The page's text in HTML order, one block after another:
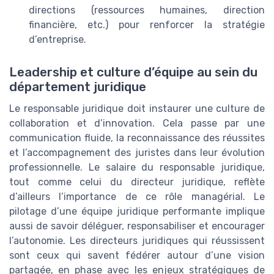
directions (ressources humaines, direction
financière, etc.) pour renforcer la stratégie
d’entreprise.
Leadership et culture d’équipe au sein du
département juridique
Le responsable juridique doit instaurer une culture de
collaboration et d’innovation. Cela passe par une
communication fluide, la reconnaissance des réussites
et l’accompagnement des juristes dans leur évolution
professionnelle. Le salaire du responsable juridique,
tout comme celui du directeur juridique, reflète
d’ailleurs l’importance de ce rôle managérial. Le
pilotage d’une équipe juridique performante implique
aussi de savoir déléguer, responsabiliser et encourager
l’autonomie. Les directeurs juridiques qui réussissent
sont ceux qui savent fédérer autour d’une vision
partagée, en phase avec les enjeux stratégiques de